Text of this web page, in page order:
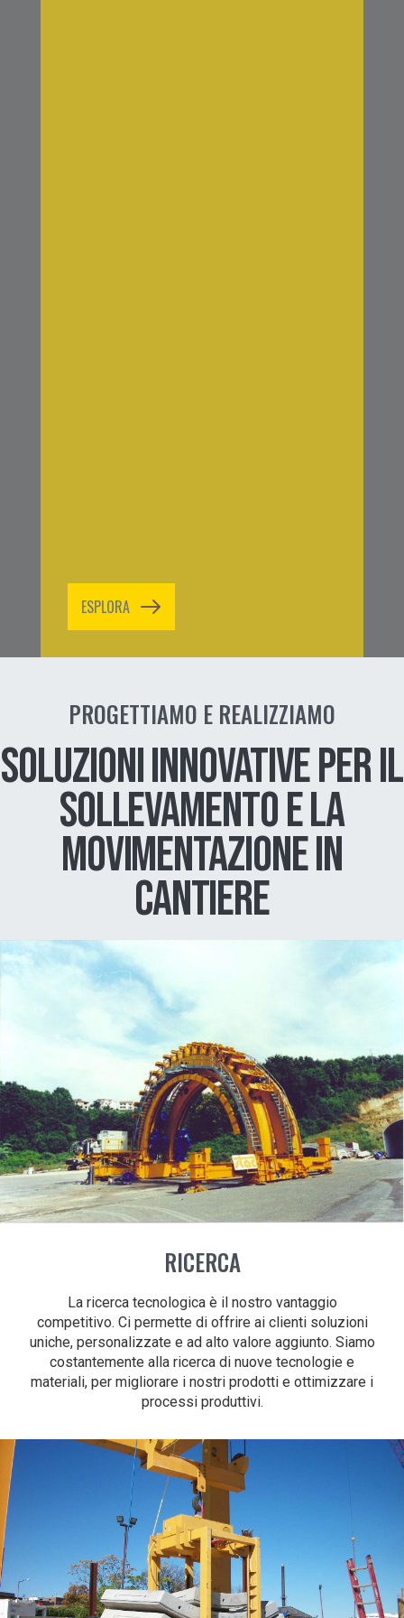
ESPLORA
PROGETTIAMO E REALIZZIAMO
SOLUZIONI INNOVATIVE PER IL
SOLLEVAMENTO E LA
MOVIMENTAZIONE IN
CANTIERE
RICERCA
La ricerca tecnologica è il nostro vantaggio
competitivo. Ci permette di offrire ai clienti soluzioni
uniche, personalizzate e ad alto valore aggiunto. Siamo
costantemente alla ricerca di nuove tecnologie e
materiali, per migliorare i nostri prodotti e ottimizzare i
processi produttivi.